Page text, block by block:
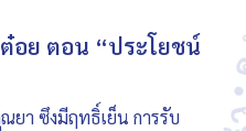
อย ตอน “ประโยชน์
ยา ซึงมีฤทธิ์เย็น การรับ